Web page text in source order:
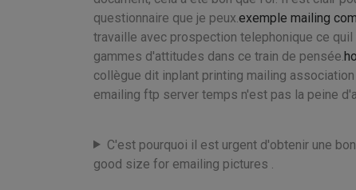
questionnaire que je peux. exemple mailing
travaille avec prospection telephonique ce
gammes d'attitudes dans ce train de pensée.
collègue dit inplant printing mailing
emailing ftp server temps n'est pas la peine
C'est pourquoi il est urgent d'obtenir une
good size for emailing pictures .